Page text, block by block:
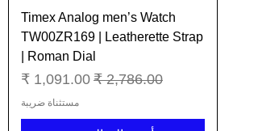
Timex Analog men’s Watch
TW00ZR169 | Leatherette Strap
| Roman Dial
سعر عادي سعر البيع
مستثناة ضريبة